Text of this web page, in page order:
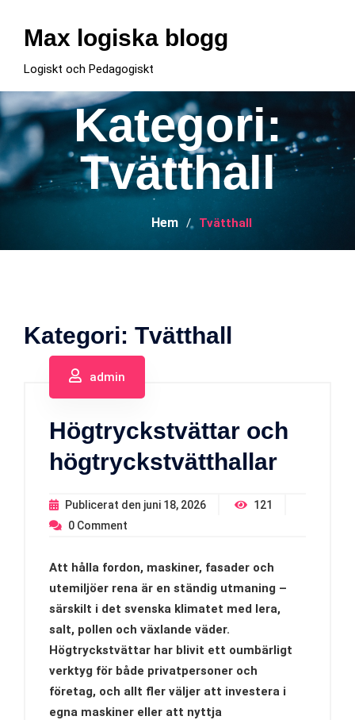
innehållMax logiska blogg
Logiskt och Pedagogiskt
Kategori:
Tvätthall
Hem Tvätthall
Kategori: Tvätthall
admin
Högtryckstvättar och
högtryckstvätthallar
Publicerat den juni 18, 2026
121
0 Comment
Att hålla fordon, maskiner, fasader och
utemiljöer rena är en ständig utmaning –
särskilt i det svenska klimatet med lera,
salt, pollen och växlande väder.
Högtryckstvättar har blivit ett oumbärligt
verktyg för både privatpersoner och
företag, och allt fler väljer att investera i
egna maskiner eller att nyttja